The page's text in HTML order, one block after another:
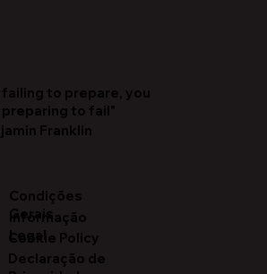
Franklin
failing to prepare, you
preparing to fail"
Condições
Gerais
Informação
Legal
Declaração de
Cookie Policy